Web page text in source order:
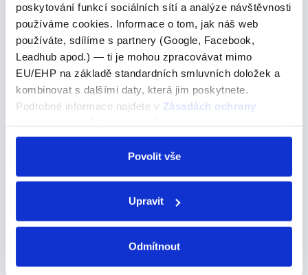
poskytování funkcí sociálních sítí a analýze návštěvnosti
používáme cookies. Informace o tom, jak náš web
používáte, sdílíme s partnery (Google, Facebook,
Leadhub apod.) — ti je mohou zpracovávat mimo
EU/EHP na základě standardních smluvních doložek a
kombinovat s dalšími daty, která jim poskytnete.
Podrobné informace najdete v Zásadách ochrany
odvolat v nastavení cookies, případně se obrátit na
Povolit vše
Upravit
Odmítnout
disfrutar – užije si vamos a disfrutar – užijeme si vais a
disfrutar –…
"kaminar"
CAMINAR – chodit (pravidelné sloveso) camino –
chodíme camináis – chodíte caminan – chodí
"regresar"